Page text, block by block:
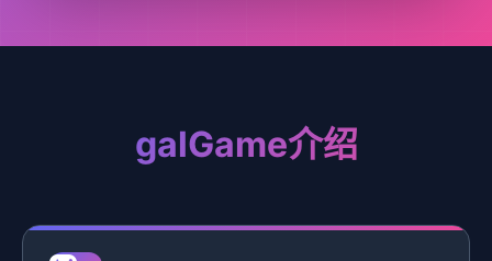
galGame介绍